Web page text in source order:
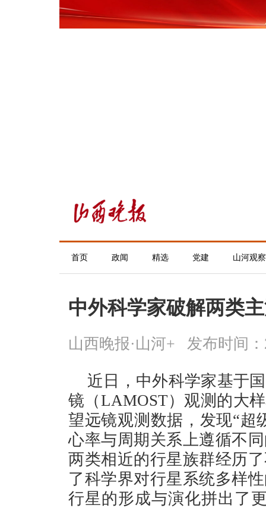
首页 政闻 精选 党建 山河观察
中外科学家破解两类
山西晚报·山河+ 发布时间：
近日，中外科学家基于
镜（LAMOST）观测的大
望远镜观测数据，发现“超
心率与周期关系上遵循不
两类相近的行星族群经历
了科学界对行星系统多样
行星的形成与演化拼出了